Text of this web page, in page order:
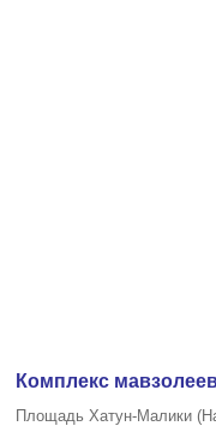
Комплекс
Площадь Хатун-Малики